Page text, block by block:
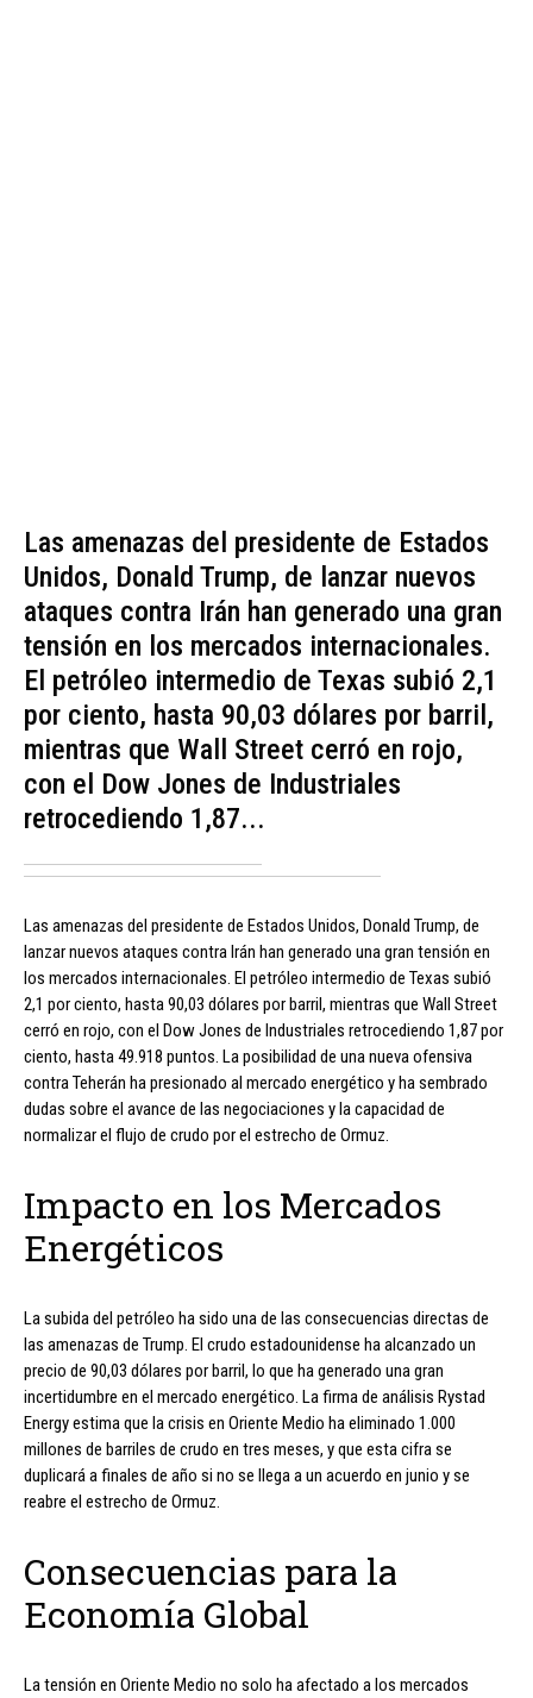
Las amenazas del presidente de Estados
Unidos, Donald Trump, de lanzar nuevos
ataques contra Irán han generado una gran
tensión en los mercados internacionales.
El petróleo intermedio de Texas subió 2,1
por ciento, hasta 90,03 dólares por barril,
mientras que Wall Street cerró en rojo,
con el Dow Jones de Industriales
retrocediendo 1,87...
Las amenazas del presidente de Estados Unidos, Donald Trump, de
lanzar nuevos ataques contra Irán han generado una gran tensión en
los mercados internacionales. El petróleo intermedio de Texas subió
2,1 por ciento, hasta 90,03 dólares por barril, mientras que Wall Street
cerró en rojo, con el Dow Jones de Industriales retrocediendo 1,87 por
ciento, hasta 49.918 puntos. La posibilidad de una nueva ofensiva
contra Teherán ha presionado al mercado energético y ha sembrado
dudas sobre el avance de las negociaciones y la capacidad de
normalizar el flujo de crudo por el estrecho de Ormuz.
Impacto en los Mercados
Energéticos
La subida del petróleo ha sido una de las consecuencias directas de
las amenazas de Trump. El crudo estadounidense ha alcanzado un
precio de 90,03 dólares por barril, lo que ha generado una gran
incertidumbre en el mercado energético. La firma de análisis Rystad
Energy estima que la crisis en Oriente Medio ha eliminado 1.000
millones de barriles de crudo en tres meses, y que esta cifra se
duplicará a finales de año si no se llega a un acuerdo en junio y se
reabre el estrecho de Ormuz.
Consecuencias para la
Economía Global
La tensión en Oriente Medio no solo ha afectado a los mercados